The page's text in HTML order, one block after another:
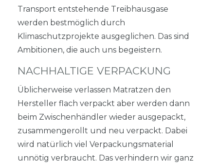
Transport entstehende Treibhausgase
werden bestmöglich durch
Klimaschutzprojekte ausgeglichen. Das sind
Ambitionen, die auch uns begeistern.
NACHHALTIGE VERPACKUNG
Üblicherweise verlassen Matratzen den
Hersteller flach verpackt aber werden dann
beim Zwischenhändler wieder ausgepackt,
zusammengerollt und neu verpackt. Dabei
wird natürlich viel Verpackungsmaterial
unnötig verbraucht. Das verhindern wir ganz